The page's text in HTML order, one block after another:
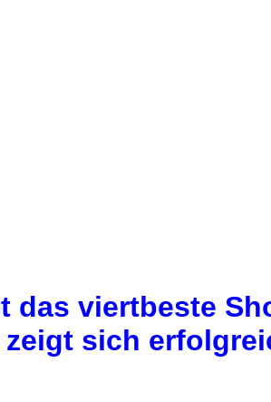
das viertbeste
sich